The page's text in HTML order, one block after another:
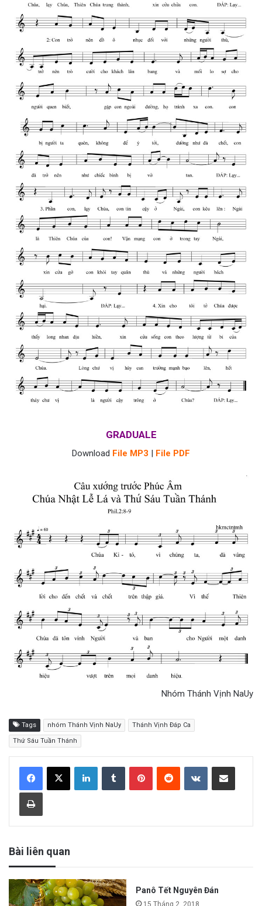
GRADUALE
Download File MP3 File PDF
Nhóm Thánh Vịnh NaUy
Tags nhóm Thánh Vịnh NaUy Thánh Vịnh Đáp Ca
Thứ Sáu Tuần Thánh
Bài liên quan
Panô Tết Nguyên Đán
15 Tháng 2, 2018